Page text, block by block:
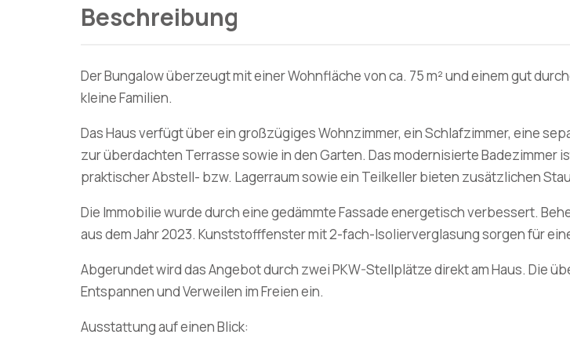
Beschreibung
Der Bungalow überzeugt mit einer Wohnfläche von ca. 75 m² und einem gut
kleine Familien.
Das Haus verfügt über ein großzügiges Wohnzimmer, ein Schlafzimmer, eine
zur überdachten Terrasse sowie in den Garten. Das modernisierte Badezimmer
praktischer Abstell- bzw. Lagerraum sowie ein Teilkeller bieten zusätzlichen
Die Immobilie wurde durch eine gedämmte Fassade energetisch verbessert.
aus dem Jahr 2023. Kunststofffenster mit 2-fach-Isolierverglasung sorgen für
Abgerundet wird das Angebot durch zwei PKW-Stellplätze direkt am Haus. Die
Entspannen und Verweilen im Freien ein.
Ausstattung auf einen Blick: